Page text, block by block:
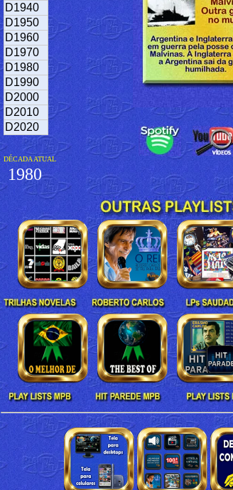
D1940
D1950
D1960
D1970
D1980
D1990
D2000
D2010
D2020
DÉCADA ATUAL
1980